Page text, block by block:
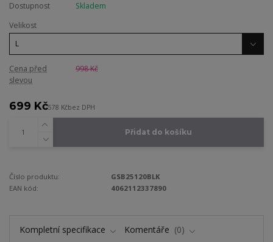
Dostupnost
Skladem
Velikost
Cena před
slevou
998 Kč
699 Kč578 Kčbez DPH
Přidat do košíku
Číslo produktu:
GSB25120BLK
EAN kód:
4062112337890
Kompletní specifikace Komentáře 0